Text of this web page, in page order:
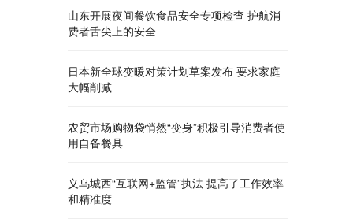
山东开展夜间餐饮食品安全专项检查 护航消
费者舌尖上的安全
日本新全球变暖对策计划草案发布 要求家庭
大幅削减
农贸市场购物袋悄然“变身”积极引导消费者使
用自备餐具
义乌城西“互联网+监管”执法 提高了工作效率
和精准度